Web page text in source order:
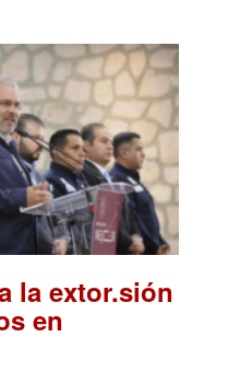
la extor.sión
en